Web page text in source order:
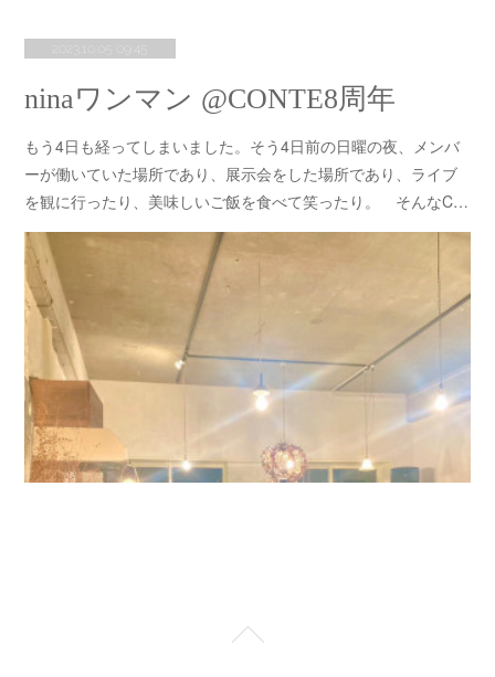
ninaワンマン @CONTE8周年
もう4日も経ってしまいました。そう4日前の日曜の夜、メンバ
ーが働いていた場所であり、展示会をした場所であり、ライブ
を観に行ったり、美味しいご飯を食べて笑ったり。 そんなC…